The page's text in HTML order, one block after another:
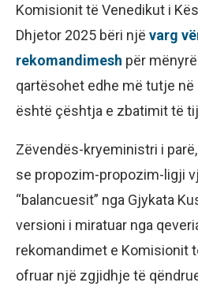
Komisionit të Venedikut i
Dhjetor 2025 bëri një varg
rekomandimesh për
qartësohet edhe më tutje
është çështja e zbatimit të
Zëvendës-kryeministri i
se propozim-propozim-ligji
“balancuesit” nga Gjykata
versioni i miratuar nga
rekomandimet e Komisionit
ofruar një zgjidhje të